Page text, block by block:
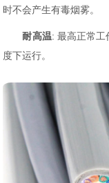
时不会产生有毒烟雾。
耐高温: 最高正常工
度下运行。